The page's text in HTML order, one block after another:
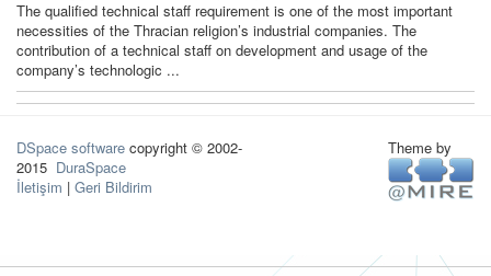
The qualified technical staff requirement is one of the most important
necessities of the Thracian religion’s industrial companies. The
contribution of a technical staff on development and usage of the
company’s technologic ...
DSpace software copyright © 2002-
2015 DuraSpace
İletişim | Geri Bildirim
Theme by